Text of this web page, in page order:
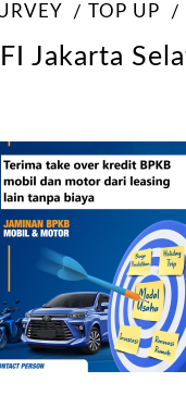
TOP UP
Jakarta